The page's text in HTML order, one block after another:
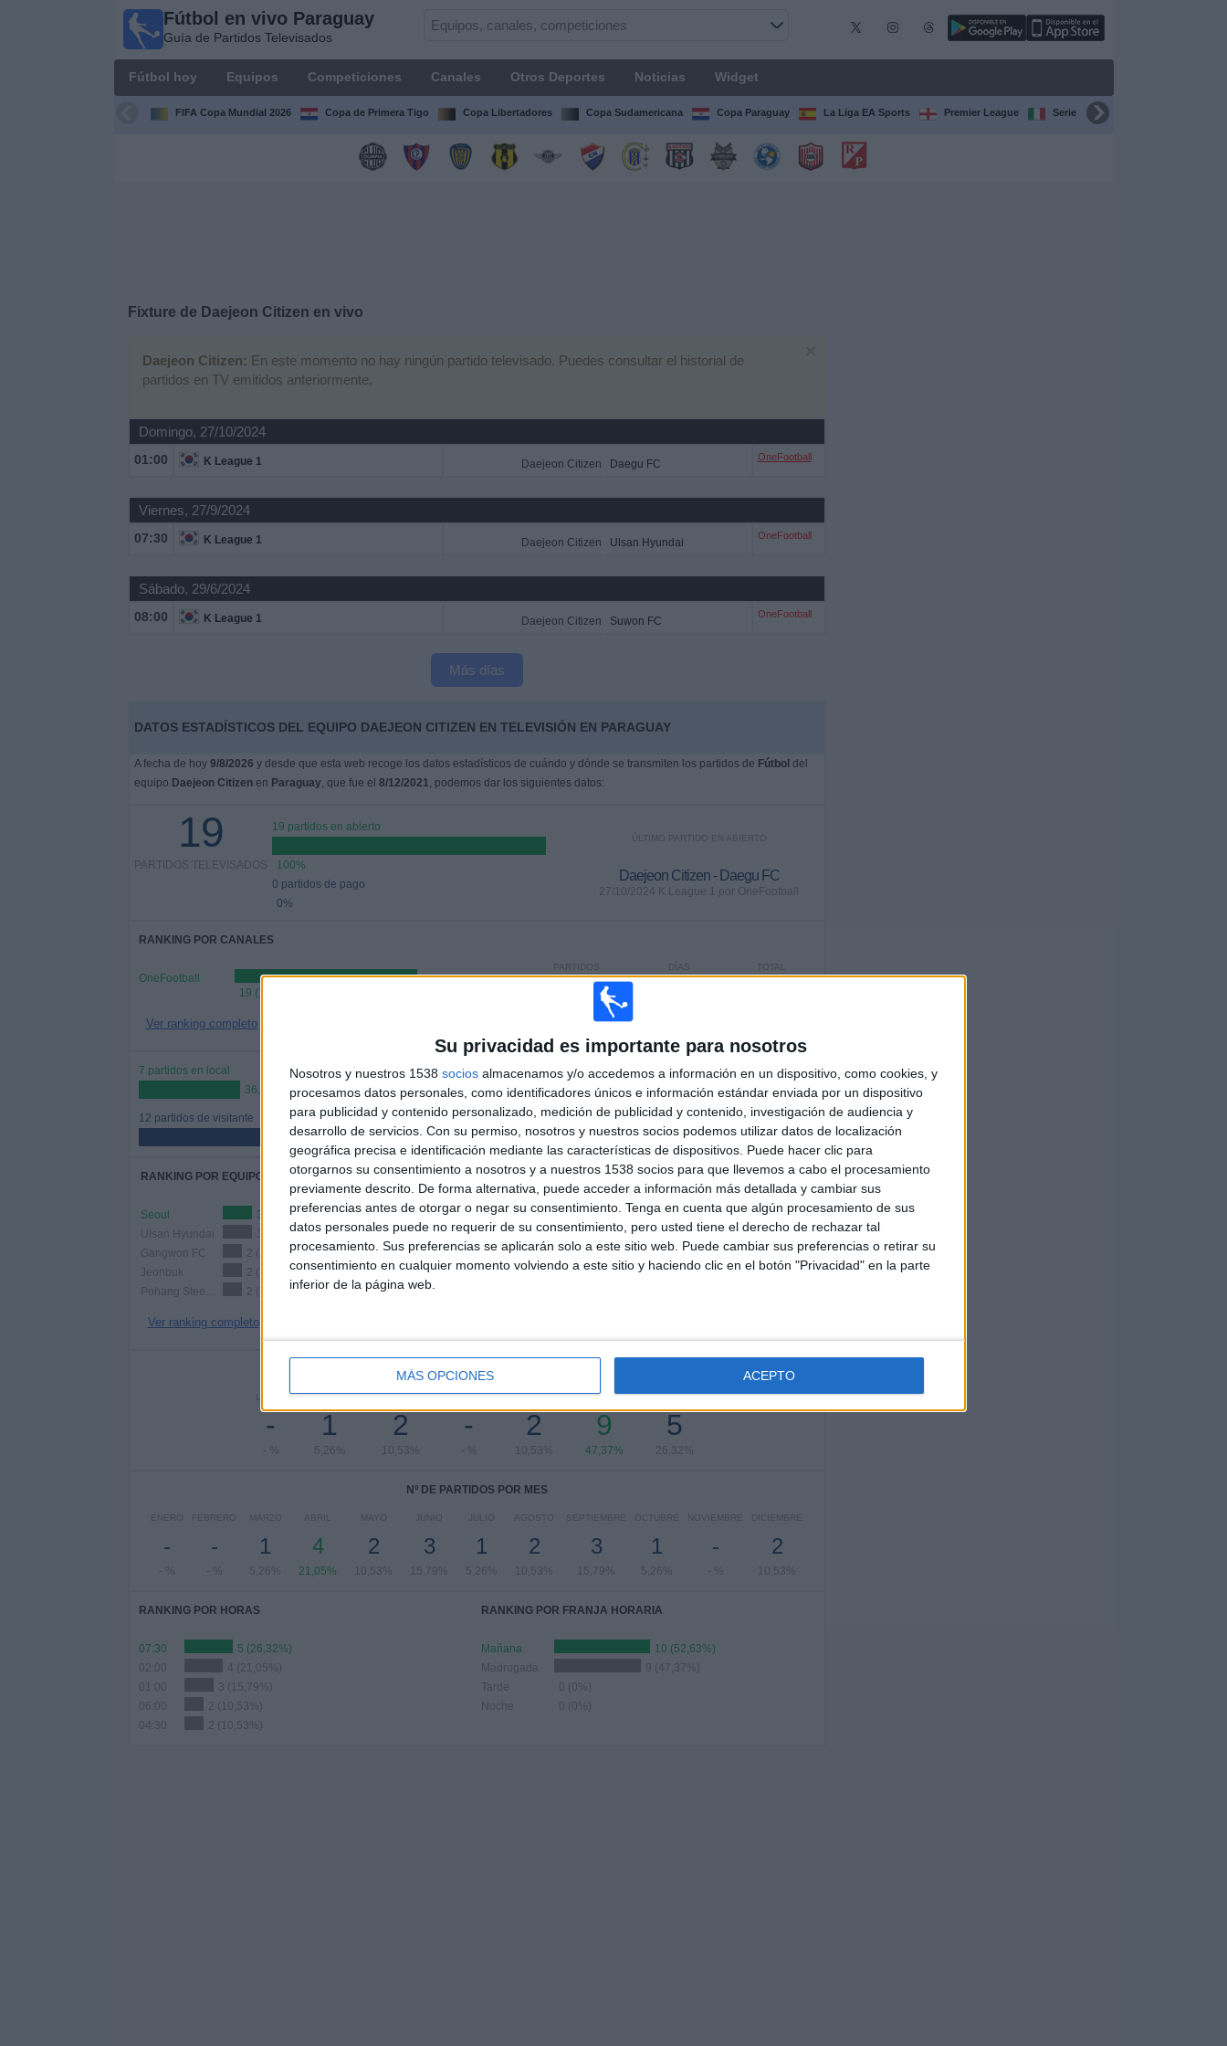
Su privacidad es importante para nosotros
Nosotros y nuestros 1538 socios almacenamos y/o accedemos a información en un dispositivo, como cookies, y
procesamos datos personales, como identificadores únicos e información estándar enviada por un dispositivo
para publicidad y contenido personalizado, medición de publicidad y contenido, investigación de audiencia y
desarrollo de servicios. Con su permiso, nosotros y nuestros socios podemos utilizar datos de localización
geográfica precisa e identificación mediante las características de dispositivos. Puede hacer clic para
otorgarnos su consentimiento a nosotros y a nuestros 1538 socios para que llevemos a cabo el procesamiento
previamente descrito. De forma alternativa, puede acceder a información más detallada y cambiar sus
preferencias antes de otorgar o negar su consentimiento. Tenga en cuenta que algún procesamiento de sus
datos personales puede no requerir de su consentimiento, pero usted tiene el derecho de rechazar tal
procesamiento. Sus preferencias se aplicarán solo a este sitio web. Puede cambiar sus preferencias o retirar su
consentimiento en cualquier momento volviendo a este sitio y haciendo clic en el botón "Privacidad" en la parte
inferior de la página web.
MÁS OPCIONES ACEPTO
Fútbol en vivo Paraguay
Guía de Partidos Televisados
Fútbol hoy Equipos Competiciones Canales Otros Deportes Noticias Widget
FIFA Copa Mundial 2026 Copa de Primera Tigo Copa Libertadores Copa Sudamericana Copa Paraguay La Liga EA Sports Premier League Serie A Italiana
Fixture de Daejeon Citizen en vivo
Daejeon Citizen: En este momento no hay ningún partido televisado. Puedes consultar el historial de
partidos en TV emitidos anteriormente.
Domingo, 27/10/2024
01:00 K League 1 Daejeon Citizen Daegu FC
OneFootball
Viernes, 27/9/2024
07:30 K League 1 Daejeon Citizen Ulsan Hyundai
OneFootball
Sábado, 29/6/2024
08:00 K League 1 Daejeon Citizen Suwon FC
OneFootball
Más días
DATOS ESTADÍSTICOS DEL EQUIPO DAEJEON CITIZEN EN TELEVISIÓN EN PARAGUAY
A fecha de hoy 9/8/2026 y desde que esta web recoge los datos estadísticos de cuándo y dónde se transmiten los partidos de Fútbol del
equipo Daejeon Citizenen Paraguay, que fue el 8/12/2021, podemos dar los siguientes datos:
19
PARTIDOS TELEVISADOS
19 partidos en abierto
100%
0 partidos de pago
0%
ÚLTIMO PARTIDO EN ABIERTO
Daejeon Citizen - Daegu FC
27/10/2024 K League 1 por OneFootball
RANKING POR CANALES
OneFootball
19 (100%)
Ver ranking completo
TOTAL
DÍAS
PARTIDOS
CONSECUTIVOS
7 partidos en local
36,84%
12 partidos de visitante
63,16%
TOTAL
10
RIVALES
MÁXIMO
3
VS Seoul
TOTAL
1
COMPETICIONES
RANKING POR EQUIPOS
Seoul
3 (15,79%)
Ulsan Hyundai
3 (15,79%)
Gangwon FC
2 (10,53%)
Jeonbuk
2 (10,53%)
2 (10,53%)
Ver ranking completo
RANKING POR COMPETICIONES
K League 1 19 (100%)
Ver ranking completo
Nº DE PARTIDOS POR DÍA DE LA SEMANA
-
- %
MARTES
1
5,26%
MIÉRCOLES
2
10,53%
JUEVES
-
- %
VIERNES
2
10,53%
SÁBADO
9
47,37%
DOMINGO
5
26,32%
Nº DE PARTIDOS POR MES
ENERO
-
- %
FEBRERO
-
- %
MARZO
1
5,26%
ABRIL
4
21,05%
MAYO
2
10,53%
JUNIO
3
15,79%
JULIO
1
5,26%
AGOSTO
2
10,53%
SEPTIEMBRE
3
15,79%
OCTUBRE
1
5,26%
NOVIEMBRE
-
- %
DICIEMBRE
2
10,53%
RANKING POR HORAS
07:30
5 (26,32%)
02:00
4 (21,05%)
3 (15,79%)
06:00
2 (10,53%)
04:30
2 (10,53%)
RANKING POR FRANJA HORARIA
Mañana
10 (52,63%)
Madrugada
9 (47,37%)
Tarde
0 (0%)
Noche
0 (0%)
Paraguay